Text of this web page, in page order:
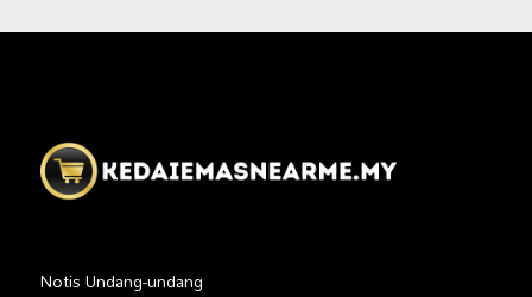
Notis Undang-undang